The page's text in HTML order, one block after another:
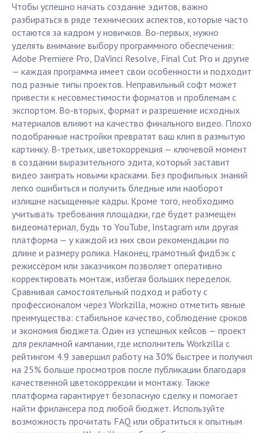
Чтобы успешно начать создание эдитов, важно
разбираться в ряде технических аспектов, которые часто
остаются за кадром у новичков. Во-первых, нужно
уделять внимание выбору программного обеспечения:
Adobe Premiere Pro, DaVinci Resolve, Final Cut Pro и другие
— каждая программа имеет свои особенности и подходит
под разные типы проектов. Неправильный софт может
привести к несовместимости форматов и проблемам с
экспортом. Во-вторых, формат и разрешение исходных
материалов влияют на качество финального видео. Плохо
подобранные настройки превратят ваш клип в размытую
картинку. В-третьих, цветокоррекция — ключевой момент
в создании выразительного эдита, который заставит
видео заиграть новыми красками. Без профильных знаний
легко ошибиться и получить бледные или наоборот
излишне насыщенные кадры. Кроме того, необходимо
учитывать требования площадки, где будет размещён
видеоматериал, будь то YouTube, Instagram или другая
платформа — у каждой из них свои рекомендации по
длине и размеру ролика. Наконец, грамотный фидбэк с
режиссёром или заказчиком позволяет оперативно
корректировать монтаж, избегая больших переделок.
Сравнивая самостоятельный подход и работу с
профессионалом через Workzilla, можно отметить явные
преимущества: стабильное качество, соблюдение сроков
и экономия бюджета. Один из успешных кейсов — проект
для рекламной кампании, где исполнитель Workzilla с
рейтингом 4.9 завершил работу на 30% быстрее и получил
на 25% больше просмотров после публикации благодаря
качественной цветокоррекции и монтажу. Также
платформа гарантирует безопасную сделку и помогает
найти фрилансера под любой бюджет. Используйте
возможность прочитать FAQ или обратиться к опытным